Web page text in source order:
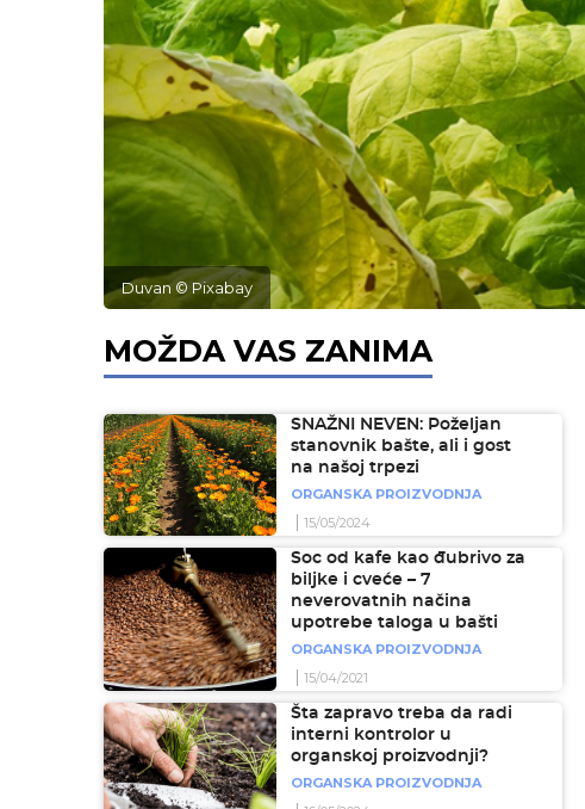
Duvan © Pixabay
MOŽDA VAS ZANIMA
SNAŽNI NEVEN: Poželjan
stanovnik bašte, ali i gost
na našoj trpezi
ORGANSKA PROIZVODNJA
15/05/2024
Soc od kafe kao đubrivo za
biljke i cveće – 7
neverovatnih načina
upotrebe taloga u bašti
ORGANSKA PROIZVODNJA
15/04/2021
Šta zapravo treba da radi
interni kontrolor u
organskoj proizvodnji?
ORGANSKA PROIZVODNJA